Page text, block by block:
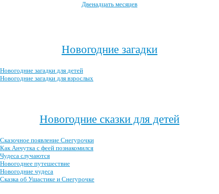
Двенадцать месяцев
Новогодние загадки
Новогодние загадки для детей
Новогодние загадки для взрослых
Новогодние сказки для детей
Сказочное появление Снегурочки
Как Анчутка с феей познакомился
Чудеса случаются
Новогоднее путешествие
Новогодние чудеса
Сказка об Ушастике и Снегурочке